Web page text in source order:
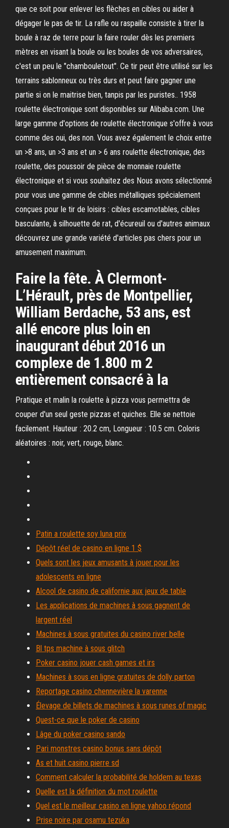
que ce soit pour enlever les flèches en cibles ou aider à
dégager le pas de tir. La rafle ou raspaille consiste à tirer la
boule à raz de terre pour la faire rouler dès les premiers
mètres en visant la boule ou les boules de vos adversaires,
c'est un peu le "chambouletout". Ce tir peut être utilisé sur les
terrains sablonneux ou très durs et peut faire gagner une
partie si on le maitrise bien, tanpis par les puristes.. 1958
roulette électronique sont disponibles sur Alibaba.com. Une
large gamme d'options de roulette électronique s'offre à vous
comme des oui, des non. Vous avez également le choix entre
un >8 ans, un >3 ans et un > 6 ans roulette électronique, des
roulette, des poussoir de pièce de monnaie roulette
électronique et si vous souhaitez des Nous avons sélectionné
pour vous une gamme de cibles métalliques spécialement
conçues pour le tir de loisirs : cibles escamotables, cibles
basculante, à silhouette de rat, d'écureuil ou d'autres animaux
découvrez une grande variété d'articles pas chers pour un
amusement maximum.
Faire la fête. À Clermont-
L’Hérault, près de Montpellier,
William Berdache, 53 ans, est
allé encore plus loin en
inaugurant début 2016 un
complexe de 1.800 m 2
entièrement consacré à la
Pratique et malin la roulette à pizza vous permettra de
couper d'un seul geste pizzas et quiches. Elle se nettoie
facilement. Hauteur : 20.2 cm, Longueur : 10.5 cm. Coloris
aléatoires : noir, vert, rouge, blanc.
Patin a roulette soy luna prix
Dépôt réel de casino en ligne 1 $
Quels sont les jeux amusants à jouer pour les
adolescents en ligne
Alcool de casino de californie aux jeux de table
Les applications de machines à sous gagnent de
largent réel
Machines à sous gratuites du casino river belle
Bl tps machine à sous glitch
Poker casino jouer cash games et irs
Machines à sous en ligne gratuites de dolly parton
Reportage casino chennevière la varenne
Élevage de billets de machines à sous runes of magic
Quest-ce que le poker de casino
Lâge du poker casino sando
Pari monstres casino bonus sans dépôt
As et huit casino pierre sd
Comment calculer la probabilité de holdem au texas
Quelle est la définition du mot roulette
Quel est le meilleur casino en ligne yahoo répond
Prise noire par osamu tezuka